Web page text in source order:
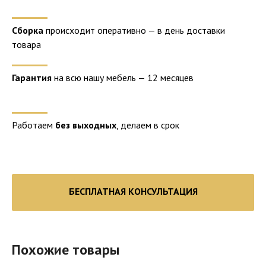
Сборка происходит оперативно — в день доставки
товара
Гарантия на всю нашу мебель — 12 месяцев
Работаем без выходных, делаем в срок
БЕСПЛАТНАЯ КОНСУЛЬТАЦИЯ
Похожие товары